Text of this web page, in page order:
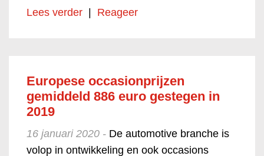
Lees verder
Reageer
Europese occasionprijzen
gemiddeld 886 euro gestegen in
2019
16 januari 2020 - De automotive branche is
volop in ontwikkeling en ook occasions